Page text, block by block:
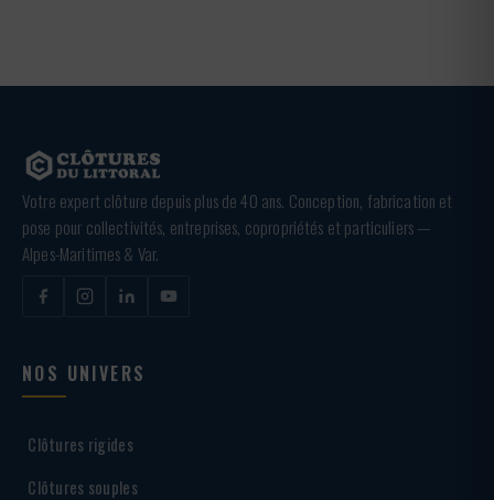
Votre expert clôture depuis plus de 40 ans. Conception, fabrication et
pose pour collectivités, entreprises, copropriétés et particuliers —
Alpes-Maritimes & Var.
NOS UNIVERS
Clôtures rigides
Clôtures souples